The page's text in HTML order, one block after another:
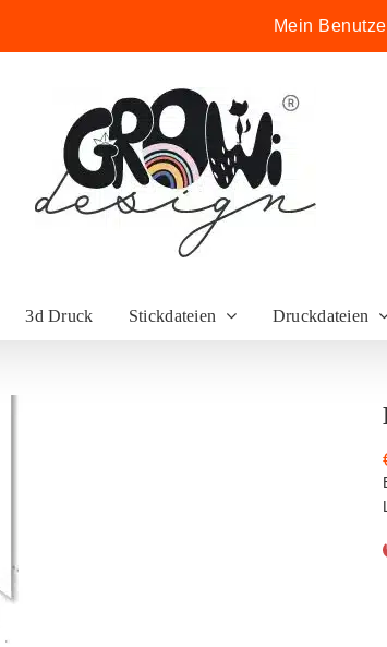
Mein
3d Druck Stickdateien Druckdateien